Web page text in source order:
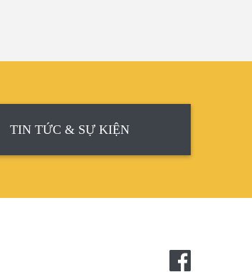
TIN TỨC & SỰ KIỆN